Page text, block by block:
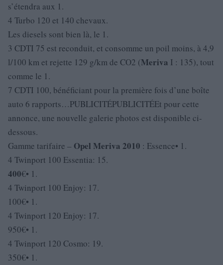
s’étendra aux 1.
4 Turbo 120 et 140 chevaux.
Les diesels sont bien là, le 1.
3 CDTI 75 est reconduit, et consomme un poil moins, à 4,9
l/100 km et rejette 129 g/km de CO2 (Meriva I : 135), tout
comme le 1.
7 CDTI 100, bénéficiant pour la première fois d’une boîte
auto 6 rapports…PUBLICITÉPUBLICITÉEt pour cette
annonce, une nouvelle galerie photos est disponible ci-
dessous.
Gamme tarifaire – Opel Meriva 2010 : Essence• 1.
4 Twinport 100 Essentia: 15.
400€• 1.
4 Twinport 100 Enjoy: 17.
100€• 1.
4 Twinport 120 Enjoy: 17.
950€• 1.
4 Twinport 120 Cosmo: 19.
350€• 1.